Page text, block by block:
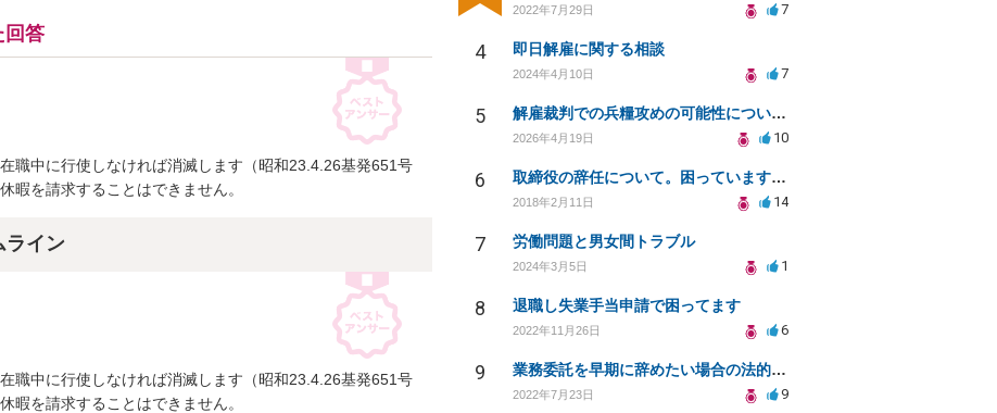
回答
職中に行使しなければ消滅します（昭和23.4.26基発651号
暇を請求することはできません。
ライン
職中に行使しなければ消滅します（昭和23.4.26基発651号
暇を請求することはできません。
2022年7月29日 7
4 即日解雇に関する相談
2024年4月10日 7
5 解雇裁判での兵糧攻めの可能性についての相談
2026年4月19日 10
6 取締役の辞任について。困っています。法律的に問題（リスク）がない辞任の仕方を教えてください。
2018年2月11日 14
7 労働問題と男女間トラブル
2024年3月5日 1
8 退職し失業手当申請で困ってます
2022年11月26日 6
9 業務委託を早期に辞めたい場合の法的リスクと対策
2022年7月23日 9